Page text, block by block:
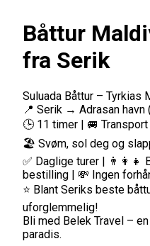
Båttur
fra Serik
Suluada Båttur – Tyrkias
📍 Serik → Adrasan havn
🕒 11 timer | 🚐
🏖️ Svøm, sol deg og
✅ Daglige turer | 👨‍👩‍👧
bestilling | 💸 Ingen
⭐ Blant Seriks beste
uforglemmelig!
Bli med Belek Travel –
paradis.